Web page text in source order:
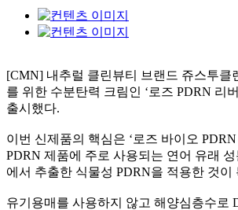
[CMN] 내추럴 클린뷰티 브랜드 쥬스투클
를 위한 수분탄력 크림인 ‘로즈 PDRN 리
출시했다.
이번 신제품의 핵심은 ‘로즈 바이오
PDRN 제품에 주로 사용되는 연어 유래
에서 추출한 식물성 PDRN을 적용한 것이
유기용매를 사용하지 않고 해양심층수로